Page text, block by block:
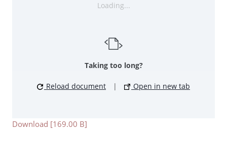
Loading...
Taking too long?
Reload document | Open in new tab
Download [169.00 B]